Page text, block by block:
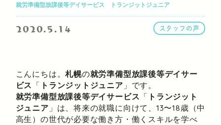
就労準備型放課後等デイサービス トランジットジュニア
2020.5.14 スタッフの声
こんにちは。札幌の就労準備型放課後等デイサー
ビス 「 トランジットジュニア 」です。
就労準備型放課後等デイサービス 「 トランジット
ジュニア 」は、将来の就職に向けて、13〜18歳（中
高生）の世代が必要な働き方・働くスキルを学べ